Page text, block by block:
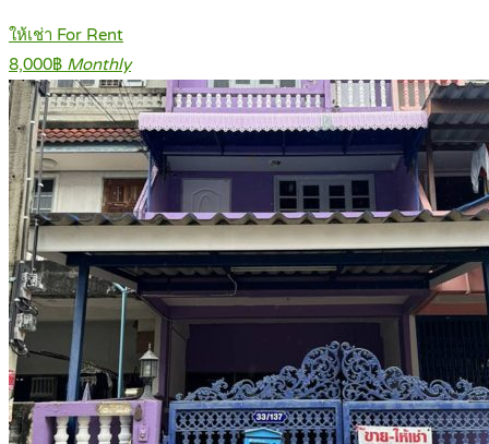
ให้เช่า For Rent
8,000฿ Monthly